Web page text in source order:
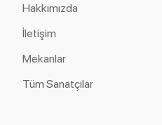
Hakkımızda
İletişim
Mekanlar
Tüm Sanatçılar